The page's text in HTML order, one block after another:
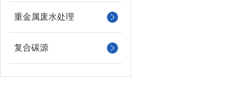
重金属废水处理
复合碳源